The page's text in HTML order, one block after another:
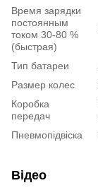
Время зарядки
постоянным
током 30-80 %
(быстрая)
Тип батареи
Размер колес
Коробка
передач
Пневмопідвіска
Відео